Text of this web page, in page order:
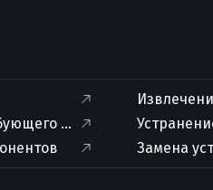
рефакторинга
Замена